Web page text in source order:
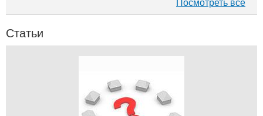
Посмотреть всё
Статьи